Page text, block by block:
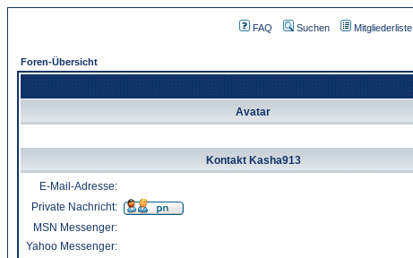
FAQ Suchen Mitgliederliste
Foren-Übersicht
Avatar
Kontakt Kasha913
E-Mail-Adresse:
Private Nachricht:
MSN Messenger:
Yahoo Messenger: